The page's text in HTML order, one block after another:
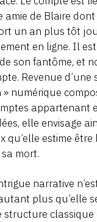
amie de Blaire
un an plus tôt
en ligne. Il
son fantôme, et
Revenue d’une
» numérique
appartenant
elle envisage
qu’elle estime être
mort.
narrative
plus qu’elle
structure classique